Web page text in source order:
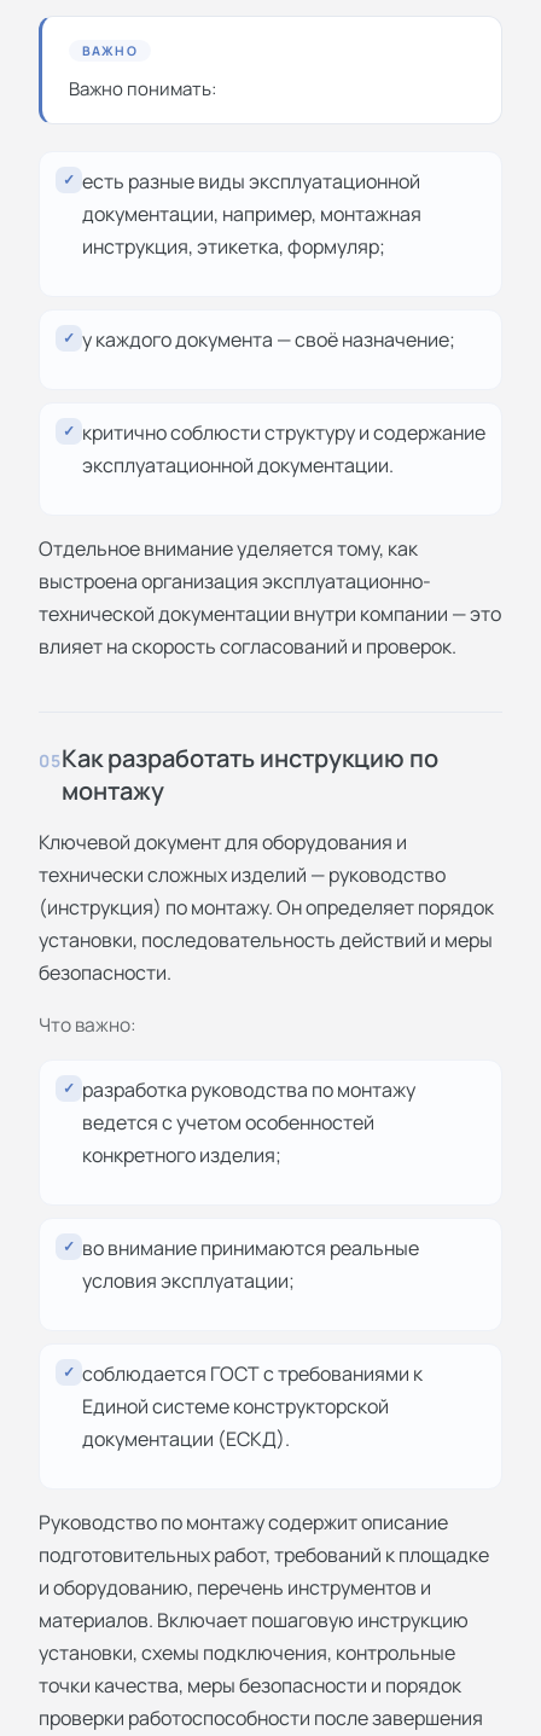
ВАЖНО
Важно понимать:
✓ есть разные виды эксплуатационной
документации, например, монтажная
инструкция, этикетка, формуляр;
✓ у каждого документа — своё назначение;
✓ критично соблюсти структуру и содержание
эксплуатационной документации.
Отдельное внимание уделяется тому, как
выстроена организация эксплуатационно-
технической документации внутри компании — это
влияет на скорость согласований и проверок.
05Как разработать инструкцию по
монтажу
Ключевой документ для оборудования и
технически сложных изделий — руководство
(инструкция) по монтажу. Он определяет порядок
установки, последовательность действий и меры
безопасности.
Что важно:
✓ разработка руководства по монтажу
ведется с учетом особенностей
конкретного изделия;
✓ во внимание принимаются реальные
условия эксплуатации;
✓ соблюдается ГОСТ с требованиями к
Единой системе конструкторской
документации (ЕСКД).
Руководство по монтажу содержит описание
подготовительных работ, требований к площадке
и оборудованию, перечень инструментов и
материалов. Включает пошаговую инструкцию
установки, схемы подключения, контрольные
точки качества, меры безопасности и порядок
проверки работоспособности после завершения